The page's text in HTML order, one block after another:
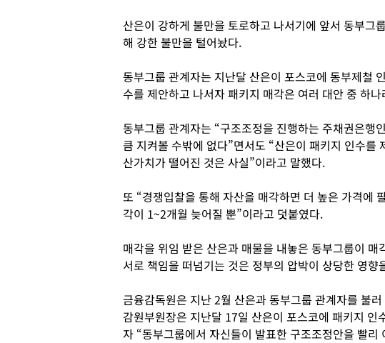
산은이 강하게 불만을 토로하고 나서기에 앞서 동부그
해 강한 불만을 털어놨다.
동부그룹 관계자는 지난달 산은이 포스코에 동부제철
수를 제안하고 나서자 패키지 매각은 여러 대안 중 하
동부그룹 관계자는 “구조조정을 진행하는 주채권은행
큼 지켜볼 수밖에 없다”면서도 “산은이 패키지 인수를
산가치가 떨어진 것은 사실”이라고 말했다.
또 “경쟁입찰을 통해 자산을 매각하면 더 높은 가격에
각이 1~2개월 늦어질 뿐”이라고 덧붙였다.
매각을 위임 받은 산은과 매물을 내놓은 동부그룹이
서로 책임을 떠넘기는 것은 정부의 압박이 상당한 영향
금융감독원은 지난 2월 산은과 동부그룹 관계자를 불
감원부원장은 지난달 17일 산은이 포스코에 패키지 인
자 “동부그룹에서 자신들이 발표한 구조조정안을 빨